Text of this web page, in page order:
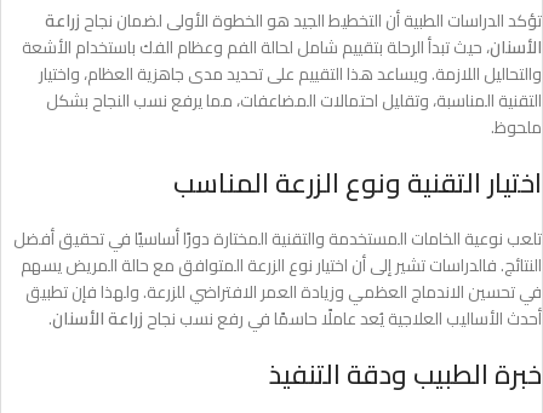
تؤكد الدراسات الطبية أن التخطيط الجيد هو الخطوة الأولى لضمان نجاحزراعة
الأسنان، حيث تبدأ الرحلة بتقييم شامل لحالة الفم وعظام الفك باستخدام الأشعة
والتحاليل اللازمة. ويساعد هذا التقييم على تحديد مدى جاهزية العظام، واختيار
التقنية المناسبة، وتقليل احتمالات المضاعفات، مما يرفع نسب النجاح بشكل
ملحوظ.
اختيار التقنية ونوع الزرعة المناسب
تلعب نوعية الخامات المستخدمة والتقنية المختارة دورًا أساسيًا في تحقيق أفضل
النتائج. فالدراسات تشير إلى أن اختيار نوع الزرعة المتوافق مع حالة المريض يسهم
في تحسين الاندماج العظمي وزيادة العمر الافتراضي للزرعة. ولهذا فإن تطبيق
أحدث الأساليب العلاجية يُعد عاملًا حاسمًا في رفع نسب نجاحزراعة الأسنان.
خبرة الطبيب ودقة التنفيذ